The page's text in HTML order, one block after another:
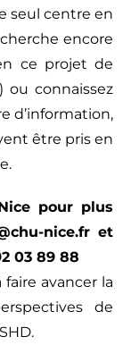
seul centre en
encore
ce projet de
ou connaissez
d’information,
être pris en
pour plus
nice.fr et
03 89 88
avancer la
de